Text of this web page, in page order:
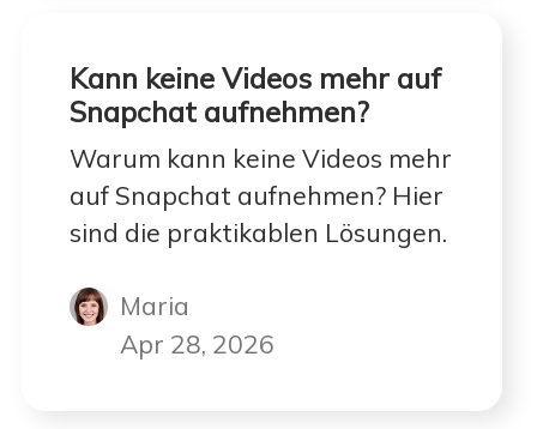
Kann keine Videos mehr auf
Snapchat aufnehmen?
Warum kann keine Videos mehr
auf Snapchat aufnehmen? Hier
sind die praktikablen Lösungen.
Maria
Apr 28, 2026